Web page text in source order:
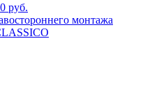
руб.
монтажа